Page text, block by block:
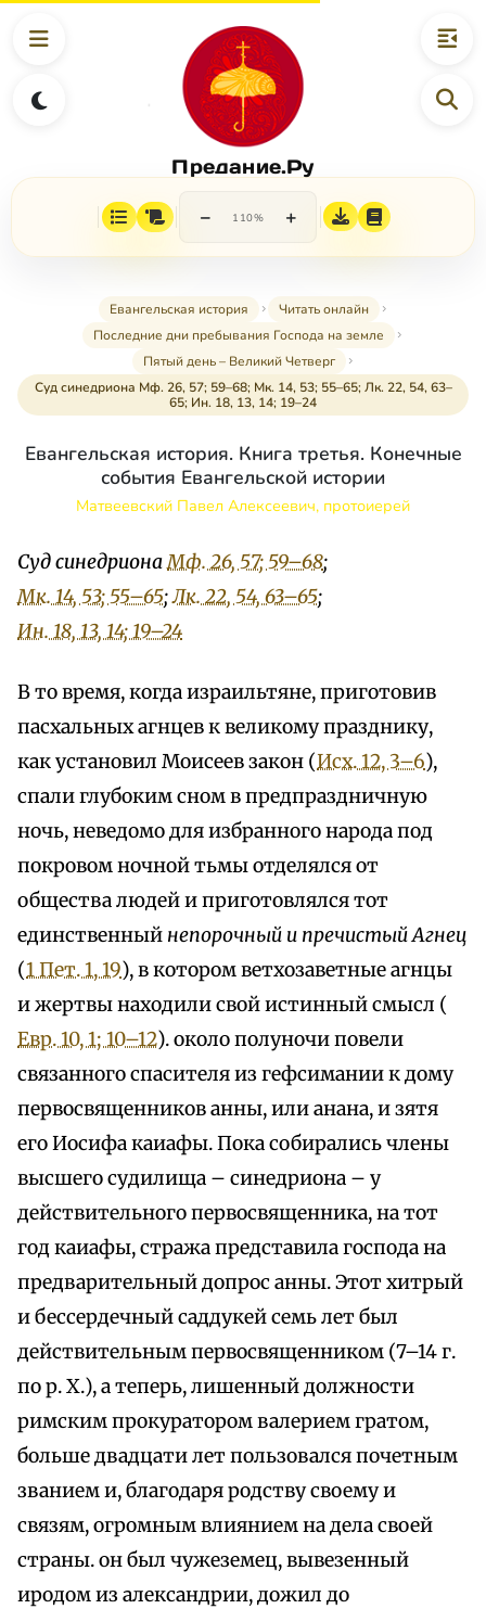
Предание.Ру
− 110% +
Евангельская история
Читать онлайн
Последние дни пребывания Господа на земле
Пятый день – Великий Четверг
Суд синедриона Мф. 26, 57; 59–68; Мк. 14, 53; 55–65; Лк. 22, 54, 63–
65; Ин. 18, 13, 14; 19–24
Евангельская история. Книга третья. Конечные
события Евангельской истории
Матвеевский Павел Алексеевич, протоиерей
Суд синедрионаМф. 26, 57; 59–68;
Мк. 14, 53; 55–65;Лк. 22, 54, 63–65;
Ин. 18, 13, 14; 19–24
В то время, когда израильтяне, приготовив
пасхальных агнцев к великому празднику,
как установил Моисеев закон (Исх. 12, 3–6),
спали глубоким сном в предпраздничную
ночь, неведомо для избранного народа под
покровом ночной тьмы отделялся от
общества людей и приготовлялся тот
единственный непорочный и пречистый Агнец
(1 Пет. 1, 19), в котором ветхозаветные агнцы
и жертвы находили свой истинный смысл (
Евр. 10, 1; 10–12). около полуночи повели
связанного спасителя из гефсимании к дому
первосвященников анны, или анана, и зятя
его Иосифа каиафы. Пока собирались члены
высшего судилища – синедриона – у
действительного первосвященника, на тот
год каиафы, стража представила господа на
предварительный допрос анны. Этот хитрый
и бессердечный саддукей семь лет был
действительным первосвященником (7–14 г.
по р. X.), а теперь, лишенный должности
римским прокуратором валерием гратом,
больше двадцати лет пользовался почетным
званием и, благодаря родству своему и
связям, огромным влиянием на дела своей
страны. он был чужеземец, вывезенный
иродом из александрии, дожил до